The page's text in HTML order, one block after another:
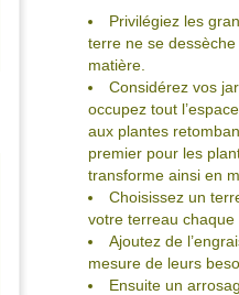
Privilégiez les
terre ne se
matière.
Considérez vos
occupez tout
aux plantes
premier pour les
transforme ainsi en
Choisissez un
votre terreau chaque
Ajoutez de
mesure de leurs
Ensuite un